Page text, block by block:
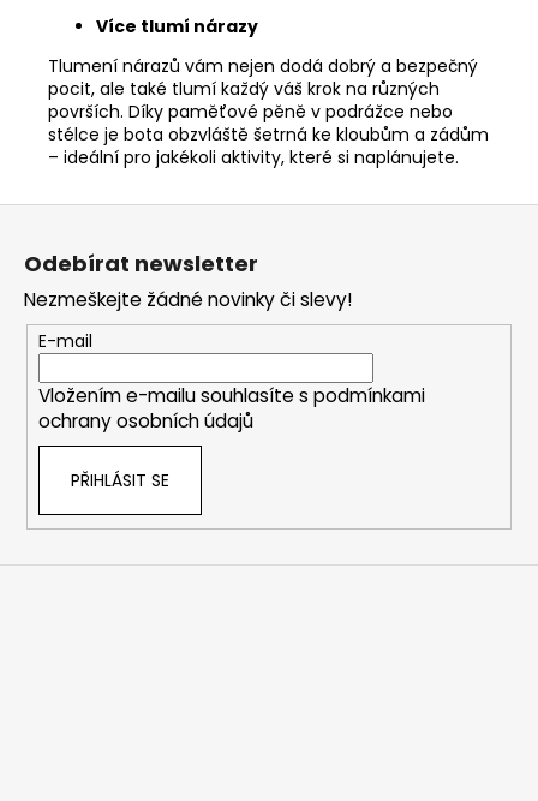
Více tlumí nárazy
Tlumení nárazů vám nejen dodá dobrý a bezpečný
pocit, ale také tlumí každý váš krok na různých
površích. Díky paměťové pěně v podrážce nebo
stélce je bota obzvláště šetrná ke kloubům a zádům
– ideální pro jakékoli aktivity, které si naplánujete.
Z
Odebírat newsletter
Nezmeškejte žádné novinky či slevy!
E-mail
Vložením e-mailu souhlasíte s podmínkami
ochrany osobních údajů
PŘIHLÁSIT SE